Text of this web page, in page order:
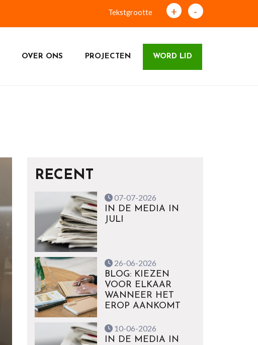
Tekstgrootte + -
OVER ONS PROJECTEN WORD LID
RECENT
07-07-2026
IN DE MEDIA IN
JULI
26-06-2026
BLOG: KIEZEN
VOOR ELKAAR
WANNEER HET
EROP AANKOMT
10-06-2026
IN DE MEDIA IN